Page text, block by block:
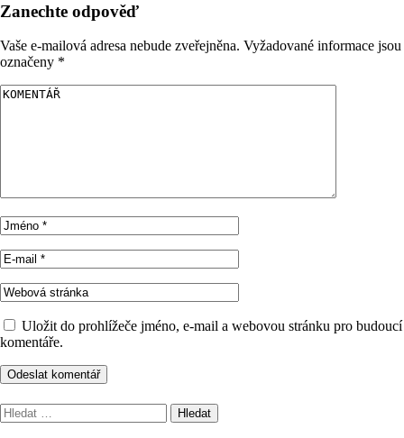
Zanechte odpověď
Vaše e-mailová adresa nebude zveřejněna. Vyžadované informace jsou
označeny *
Uložit do prohlížeče jméno, e-mail a webovou stránku pro budoucí
komentáře.
Vyhledávání